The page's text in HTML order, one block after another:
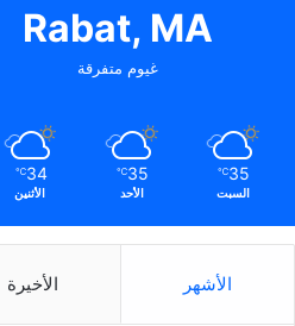
Rabat, MA
غيوم متفرقة
35
℃
السبت
35
℃
الأحد
34
℃
الأثنين
الأشهر الأخيرة